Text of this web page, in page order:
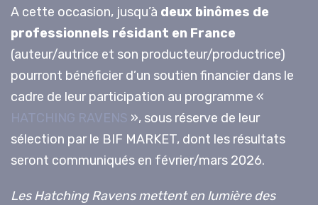
A cette occasion, jusqu’à deux binômes de
professionnels résidant en France
(auteur/autrice et son producteur/productrice)
pourront bénéficier d’un soutien financier dans le
cadre de leur participation au programme «
HATCHING RAVENS », sous réserve de leur
sélection par le BIF MARKET, dont les résultats
seront communiqués en février/mars 2026.
Les Hatching Ravens mettent en lumière des